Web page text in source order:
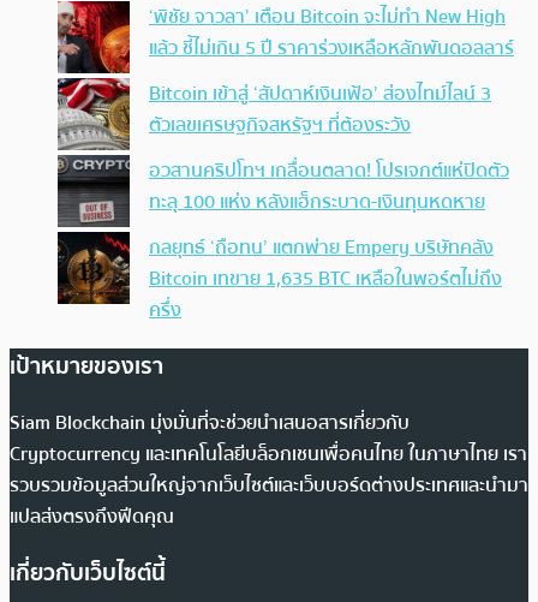
‘พิชัย จาวลา’ เตือน Bitcoin จะไม่ทำ New High
แล้ว ชี้ไม่เกิน 5 ปี ราคาร่วงเหลือหลักพันดอลลาร์
Bitcoin เข้าสู่ ‘สัปดาห์เงินเฟ้อ’ ส่องไทม์ไลน์ 3
ตัวเลขเศรษฐกิจสหรัฐฯ ที่ต้องระวัง
อวสานคริปโทฯ เกลื่อนตลาด! โปรเจกต์แห่ปิดตัว
ทะลุ 100 แห่ง หลังแฮ็กระบาด-เงินทุนหดหาย
กลยุทธ์ ‘ถือทน’ แตกพ่าย Empery บริษัทคลัง
Bitcoin เทขาย 1,635 BTC เหลือในพอร์ตไม่ถึง
ครึ่ง
เป้าหมายของเรา
Siam Blockchain มุ่งมั่นที่จะช่วยนำเสนอสารเกี่ยวกับ
Cryptocurrency และเทคโนโลยีบล็อกเชนเพื่อคนไทย ในภาษาไทย เรา
รวบรวมข้อมูลส่วนใหญ่จากเว็บไซต์และเว็บบอร์ดต่างประเทศและนำมา
แปลส่งตรงถึงฟีดคุณ
เกี่ยวกับเว็บไซต์นี้